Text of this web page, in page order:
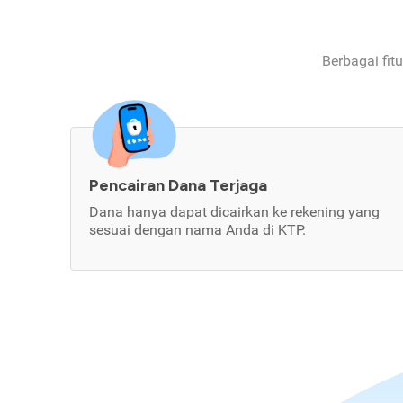
Berbagai
Pencairan Dana Terjaga
Dana hanya dapat dicairkan ke rekening yang
sesuai dengan nama Anda di KTP.